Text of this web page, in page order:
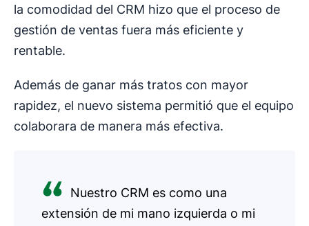
la comodidad del CRM hizo que el proceso de
gestión de ventas fuera más eficiente y
rentable.
Además de ganar más tratos con mayor
rapidez, el nuevo sistema permitió que el equipo
colaborara de manera más efectiva.
Nuestro CRM es como una
extensión de mi mano izquierda o mi